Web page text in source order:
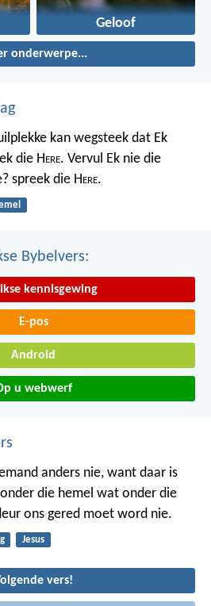
Geloof
onderwerpe...
kan wegsteek dat Ek
die Here. Vervul Ek nie die
spreek die Here.
Bybelvers:
kennisgewing
E-pos
Android
u webwerf
anders nie, want daar is
die hemel wat onder die
ons gered moet word nie.
Jesus
vers!